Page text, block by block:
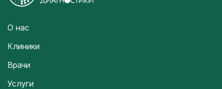
О нас
Клиники
Врачи
Услуги